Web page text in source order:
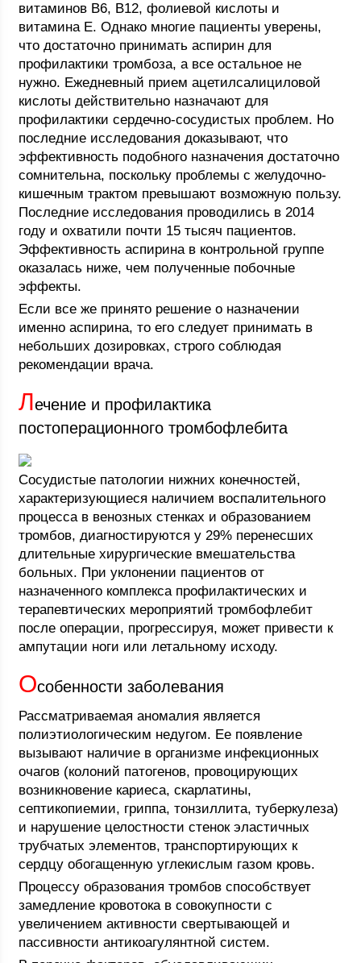
витаминов В6, В12, фолиевой кислоты и
витамина Е. Однако многие пациенты уверены,
что достаточно принимать аспирин для
профилактики тромбоза, а все остальное не
нужно. Ежедневный прием ацетилсалициловой
кислоты действительно назначают для
профилактики сердечно-сосудистых проблем. Но
последние исследования доказывают, что
эффективность подобного назначения достаточно
сомнительна, поскольку проблемы с желудочно-
кишечным трактом превышают возможную пользу.
Последние исследования проводились в 2014
году и охватили почти 15 тысяч пациентов.
Эффективность аспирина в контрольной группе
оказалась ниже, чем полученные побочные
эффекты.
Если все же принято решение о назначении
именно аспирина, то его следует принимать в
небольших дозировках, строго соблюдая
рекомендации врача.
Лечение и профилактика
постоперационного тромбофлебита
Сосудистые патологии нижних конечностей,
характеризующиеся наличием воспалительного
процесса в венозных стенках и образованием
тромбов, диагностируются у 29% перенесших
длительные хирургические вмешательства
больных. При уклонении пациентов от
назначенного комплекса профилактических и
терапевтических мероприятий тромбофлебит
после операции, прогрессируя, может привести к
ампутации ноги или летальному исходу.
Особенности заболевания
Рассматриваемая аномалия является
полиэтиологическим недугом. Ее появление
вызывают наличие в организме инфекционных
очагов (колоний патогенов, провоцирующих
возникновение кариеса, скарлатины,
септикопиемии, гриппа, тонзиллита, туберкулеза)
и нарушение целостности стенок эластичных
трубчатых элементов, транспортирующих к
сердцу обогащенную углекислым газом кровь.
Процессу образования тромбов способствует
замедление кровотока в совокупности с
увеличением активности свертывающей и
пассивности антикоагулянтной систем.